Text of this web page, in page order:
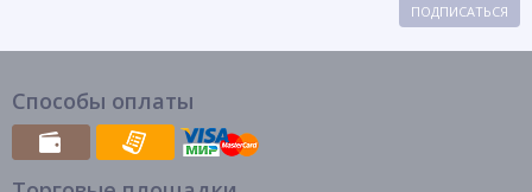
ПОДПИСАТЬСЯ
Способы оплаты